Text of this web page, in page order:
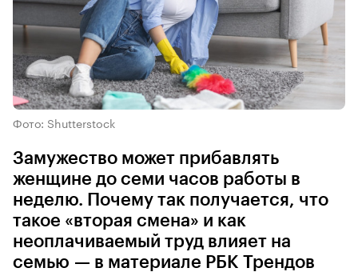
Фото: Shutterstock
Замужество может прибавлять
женщине до семи часов работы в
неделю. Почему так получается, что
такое «вторая смена» и как
неоплачиваемый труд влияет на
семью — в материале РБК Трендов